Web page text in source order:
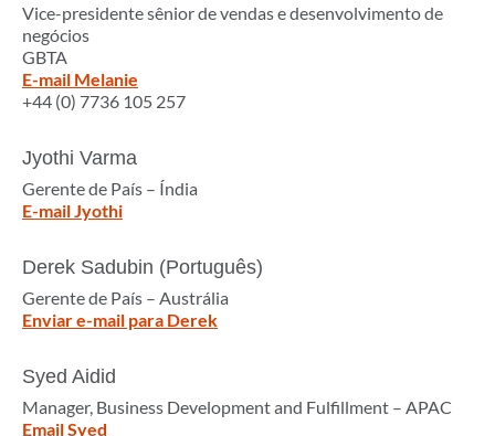
Vice-presidente sênior de vendas e desenvolvimento de
negócios
GBTA
E-mail Melanie
+44 (0) 7736 105 257
Jyothi Varma
Gerente de País – Índia
E-mail Jyothi
Derek Sadubin (Português)
Gerente de País – Austrália
Enviar e-mail para Derek
Syed Aidid
Manager, Business Development and Fulfillment – APAC
Email Syed